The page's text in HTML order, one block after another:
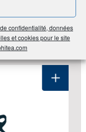
confidentialité, données
et cookies pour le site
DU
#Santé Bien-